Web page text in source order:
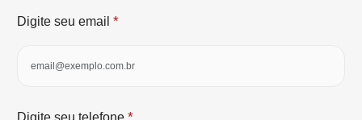
Digite seu email *